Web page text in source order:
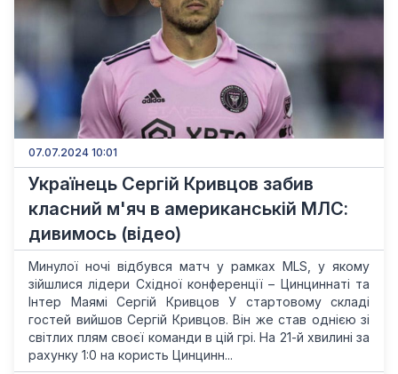
07.07.2024 10:01
Українець Сергій Кривцов забив
класний м'яч в американській МЛС:
дивимось (відео)
Минулої ночі відбувся матч у рамках MLS, у якому
зійшлися лідери Східної конференції – Цинциннаті та
Інтер Маямі Сергій Кривцов У стартовому складі
гостей вийшов Сергій Кривцов. Він же став однією зі
світлих плям своєї команди в цій грі. На 21-й хвилині за
рахунку 1:0 на користь Цинцинн...